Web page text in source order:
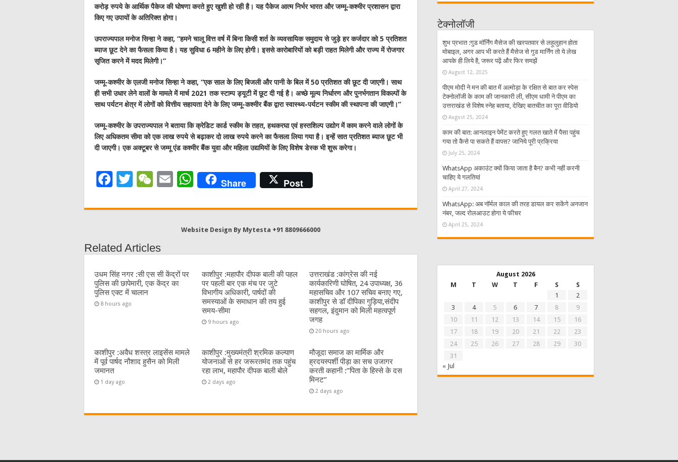
करोड़ रुपये के आर्थिक पैकेज की घोषणा करते हुए खुशी हो रही है। यह पैकेज आत्म निर्भर भारत और जम्मू-कश्मीर प्रशासन द्वारा
किए गए उपायों के अतिरिक्त होगा।
उपराज्यपाल मनोज सिन्हा ने कहा, “हमने चालू वित्त वर्ष में बिना किसी शर्त के व्यवसायिक समुदाय से जुड़े हर कर्जदार को 5 प्रतिशत
ब्याज छूट देने का फैसला किया है। यह सुविधा 6 महीने के लिए होगी। इससे कारोबारियों को बड़ी राहत मिलेगी और राज्य में रोजगार
सृजित करने में मदद मिलेगी।”
जम्मू-कश्मीर के एलजी मनोज सिन्हा ने कहा, “एक साल के लिए बिजली और पानी के बिल में 50 प्रतिशत की छूट दी जाएगी। साथ
ही सभी उधार लेने वालों के मामले में मार्च 2021 तक स्टाम्प ड्यूटी में छूट दी गई है। अच्छे मूल्य निर्धारण और पुनर्भगतान विकल्पों के
साथ पर्यटन क्षेत्र में लोगों को वित्तीय सहायता देने के लिए जम्मू-कश्मीर बैंक द्वारा स्वास्थ्य-पर्यटन स्कीम की स्थापना की जाएगी।”
जम्मू-कश्मीर के उपराज्यपाल ने बताया कि क्रेडिट कार्ड स्कीम के तहत, हथकरघा एवं हस्तशिल्प उद्योग में काम करने वाले लोगों के
लिए अधिकतम सीमा को एक लाख रुपये से बढ़ाकर दो लाख रुपये करने का फैसला लिया गया है। इन्हें सात प्रतिशत ब्याज छूट भी
दी जाएगी। एक अक्टूबर से जम्मू एंड कश्मीर बैंक युवा और महिला उद्यमियों के लिए विशेष डेस्क भी शुरू करेगा।
F
c
b
o
o
k
T
it
r
W
C
at
E
ai
W
at
s
p
p
Share Post
Website Design By Mytesta +91 8809666000
Related Articles
उधम सिंह नगर :सी एस सी केंद्रों पर
पुलिस की छापेमारी, एक केंद्र का
पुलिस एक्ट में चालान
8 hours ago
काशीपुर :महापौर दीपक बाली की पहल
पर पहली बार एक मंच पर जुटे
विभागीय अधिकारी, पार्षदों की
समस्याओं के समाधान की तय हुई
समय-सीमा
9 hours ago
उत्तराखंड :कांग्रेस की नई
कार्यकारिणी घोषित, 24 उपाध्यक्ष, 36
महासचिव और 107 सचिव बनाए गए,
काशीपुर से डॉ दीपिका गुड़िया,संदीप
सहगल, इंदुमान को मिली महत्वपूर्ण
जगह
20 hours ago
काशीपुर :अवैध शस्त्र लाइसेंस मामले
में पूर्व पार्षद नौशाद हुसैन को मिली
जमानत
1 day ago
काशीपुर :मुख्यमंत्री श्रमिक कल्याण
योजनाओं से हर जरूरतमंद तक पहुंच
रहा लाभ, महापौर दीपक बाली बोले
2 days ago
मौजूदा समाज का मार्मिक और
ह्रदयस्पर्शी पीड़ा का सच उजागर
करती कहानी :”पिता के हिस्से के दस
मिनट”
2 days ago
टेक्नोलॉजी
शुभ प्रभात :गुड मॉर्निंग मैसेज की खरपतवार से लहूलुहान होता
मोबाइल, अगर आप भी करते हैं मैसेज से गुड मार्निंग तो ये लेख
आपके ही लिये है, जरूर पढ़ें और फिर समझें
August 12, 2025
पीएम मोदी ने मन की बात में अल्मोड़ा के रक्षित से बात कर स्पेस
टेक्नोलॉजी के काम की जानकारी ली, सीएम धामी ने पीएम का
उत्तराखंड से विशेष स्नेह बताया, देखिए बातचीत का पूरा वीडियो
August 25, 2024
काम की बात: आनलाइन पेमेंट करते हुए गलत खाते में पैसा पहुंच
गया तो कैसे पा सकते हैं वापस? जानिये पूरी प्रक्रिया
July 25, 2024
WhatsApp अकाउंट क्यों किया जाता है बैन? कभी नहीं करनी
चाहिए ये गलतियां
April 27, 2024
WhatsApp: अब नॉर्मल काल की तरह डायल कर सकेंगे अनजान
नंबर, जल्द रोलआउट होगा ये फीचर
April 25, 2024
August 2026
M
T W T F S
S
1
2
3
4 5 6 7 8
9
10
11 12 13 14 15
16
17
18 19 20 21 22
23
24
25 26 27 28 29
30
31
« Jul